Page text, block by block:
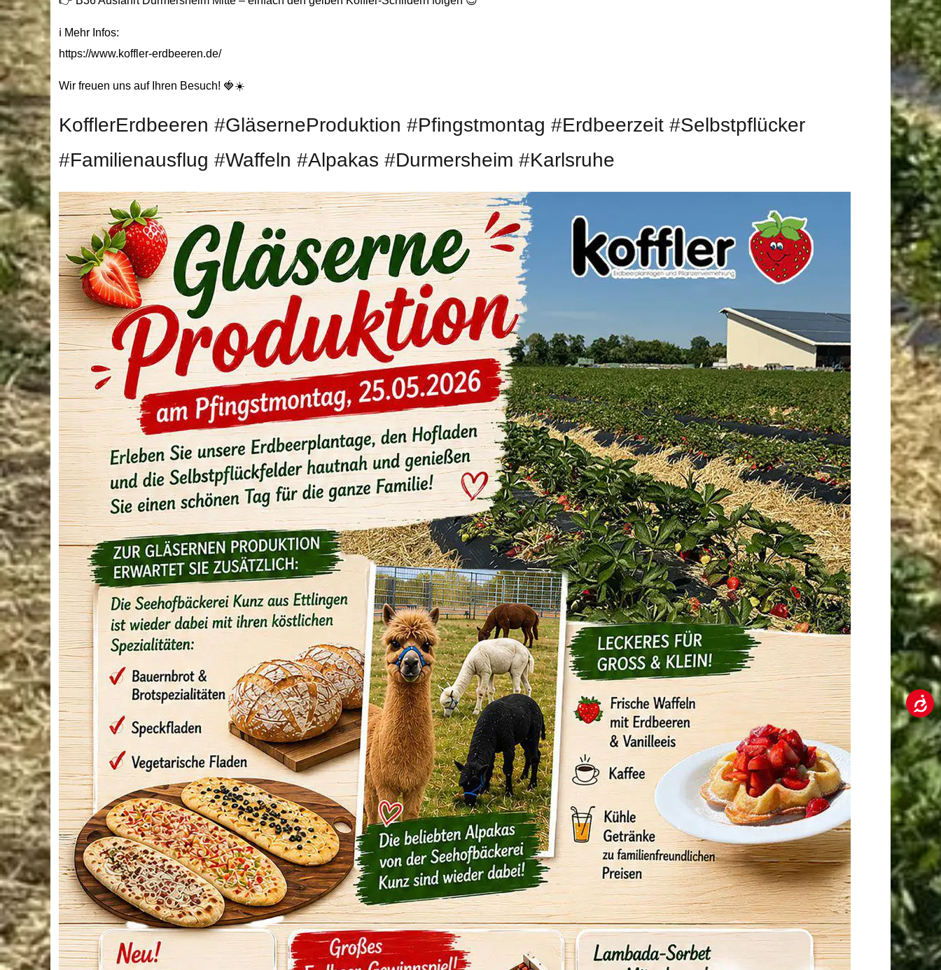
ℹ️ Mehr Infos:
https://www.koffler-erdbeeren.de/
Wir freuen uns auf Ihren Besuch! 🍓☀️
KofflerErdbeeren #GläserneProduktion #Pfingstmontag #Erdbeerzeit #Selbstpflücker
#Familienausflug #Waffeln #Alpakas #Durmersheim #Karlsruhe